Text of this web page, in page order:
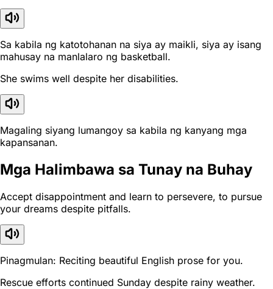
Sa kabila ng katotohanan na siya ay maikli, siya ay isang
mahusay na manlalaro ng basketball.
She swims well despite her disabilities.
Magaling siyang lumangoy sa kabila ng kanyang mga
kapansanan.
Mga Halimbawa sa Tunay na Buhay
Accept disappointment and learn to persevere, to pursue
your dreams despite pitfalls.
Pinagmulan: Reciting beautiful English prose for you.
Rescue efforts continued Sunday despite rainy weather.